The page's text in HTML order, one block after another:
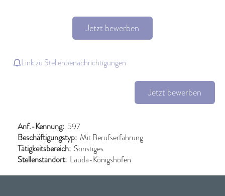
Jetzt bewerben
Link zu Stellenbenachrichtigungen
Jetzt bewerben
Anf.-Kennung: 597
Beschäftigungstyp: Mit Berufserfahrung
Tätigkeitsbereich: Sonstiges
Stellenstandort: Lauda-Königshofen